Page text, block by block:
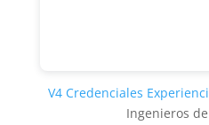
V4 Credenciales
Ingenieros